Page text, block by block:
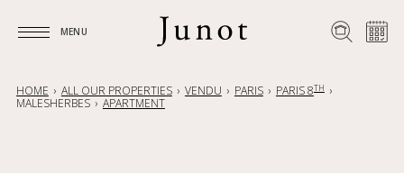
MENU
HOME ALL OUR PROPERTIES VENDU PARIS PARIS 8TH
MALESHERBES APARTMENT